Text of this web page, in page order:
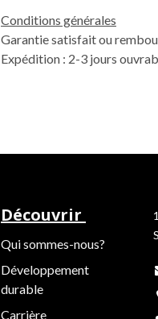
Conditions générales
Garantie satisfait ou
Expédition : 2-3 jours
Découvrir
Qui sommes-nous?
Développement
durable
Carrière